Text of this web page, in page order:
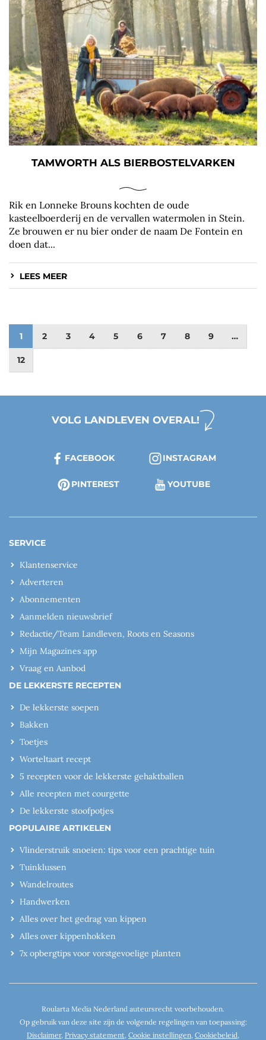
TAMWORTH ALS BIERBOSTELVARKEN
Rik en Lonneke Brouns kochten de oude
kasteelboerderij en de vervallen watermolen in Stein.
Ze brouwen er nu bier onder de naam De Fontein en
doen dat...
LEES MEER
1 2 3 4 5 6 7 8 9 …
12
VOLG LANDLEVEN OVERAL!
FACEBOOK INSTAGRAM
PINTEREST YOUTUBE
SERVICE
Klantenservice
Adverteren
Abonnementen
Aanmelden nieuwsbrief
Redactie/Team Landleven, Roots en Seasons
Mijn Magazines app
Vraag en Aanbod
DE LEKKERSTE RECEPTEN
De lekkerste soepen
Bakken
Toetjes
Worteltaart recept
5 recepten voor de lekkerste gehaktballen
Alle recepten met courgette
De lekkerste stoofpotjes
POPULAIRE ARTIKELEN
Vlinderstruik snoeien: tips voor een prachtige tuin
Tuinklussen
Wandelroutes
Handwerken
Alles over het gedrag van kippen
Alles over kippenhokken
7x opbergtips voor vorstgevoelige planten
Roularta Media Nederland auteursrecht voorbehouden.
Op gebruik van deze site zijn de volgende regelingen van toepassing:
Disclaimer, Privacy statement Cookie instellingen Cookiebeleid